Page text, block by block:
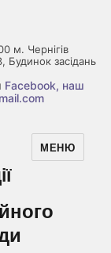
м. Чернігів
засідань
Facebook, наш
МЕНЮ